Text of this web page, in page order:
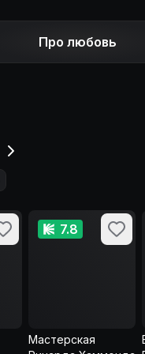
Про любовь
7.8
Мастерская